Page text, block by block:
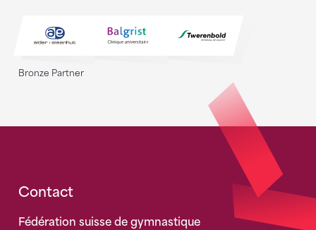
Bronze Partner
Fusszeile
Contact
Fédération suisse de gymnastique